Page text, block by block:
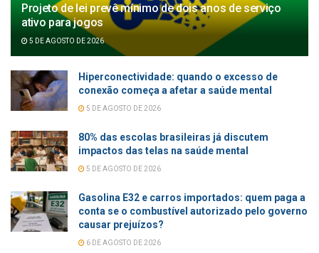
Projeto de lei prevê mínimo de dois anos de serviço
ativo para jogos
5 DE AGOSTO DE 2026
Hiperconectividade: quando o excesso de
conexão começa a afetar a saúde mental
5 DE AGOSTO DE 2026
80% das escolas brasileiras já discutem
impactos das telas na saúde mental
5 DE AGOSTO DE 2026
Gasolina E32 e carros importados: quem paga a
conta se o combustível autorizado pelo governo
causar prejuízos?
6 DE AGOSTO DE 2026